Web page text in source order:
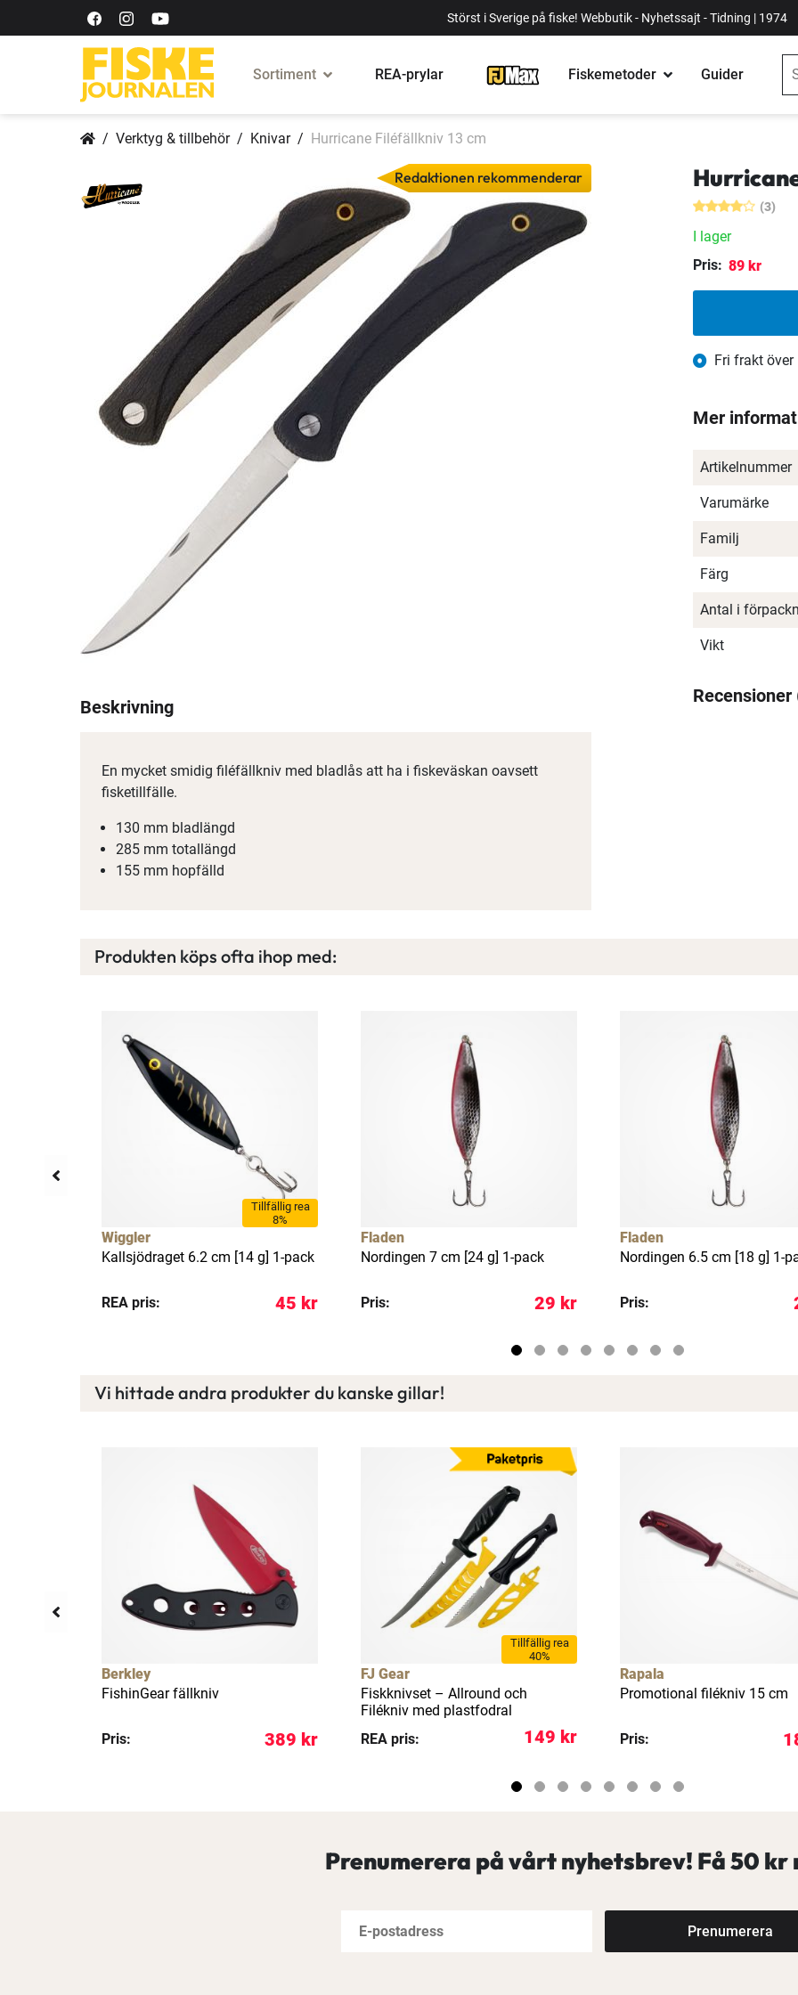
Ett exklusivt medlemskap med många förmåner.
Bättre priser, fri frakt på alla ordrar, bonuscheck varje månad
och mycket mer. Spara tusenlappar idag!
Läs mer här
Störst i Sverige på fiske! Webbutik - Nyhetssajt - Tidning | 1974
Sortiment REA-prylar Fiskemetoder Guider
Verktyg & tillbehör Knivar Hurricane Filéfällkniv 13 cm
Redaktionen rekommenderar
Beskrivning
En mycket smidig filéfällkniv med bladlås att ha i fiskeväskan oavsett
fisketillfälle.
130 mm bladlängd
285 mm totallängd
155 mm hopfälld
(3)
I lager
Pris: 89 kr
Fri frakt över
Mer
Artikelnummer
Varumärke
Familj
Färg
Antal i
Vikt
Recensioner
Produkten köps ofta ihop med:
Tillfällig rea
8%
Wiggler
Kallsjödraget 6.2 cm [14 g] 1-pack
REA pris: 45 kr
Fladen
Nordingen 7 cm [24 g] 1-pack
Pris: 29 kr
Fladen
Nordingen 6.5 cm [18 g] 1-
Pris:
Vi hittade andra produkter du kanske gillar!
Berkley
FishinGear fällkniv
Pris: 389 kr
Tillfällig rea
40%
FJ Gear
Fiskknivset – Allround och
Filékniv med plastfodral
REA pris:
149 kr
Rapala
Promotional filékniv 15 cm
Pris:
Prenumerera på vårt nyhetsbrev! Få50 kr
Prenumerera